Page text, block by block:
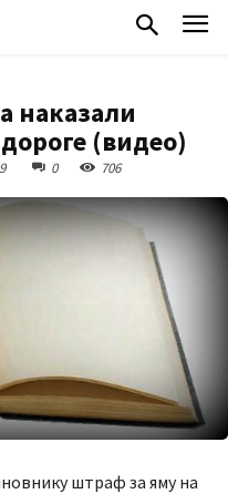
наказали
(видео)
0 706
штраф за яму на